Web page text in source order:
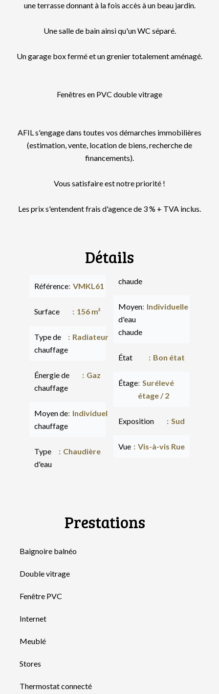
une terrasse donnant à la fois accès à un beau jardin.
Une salle de bain ainsi qu'un WC séparé.
Un garage box fermé et un grenier totalement aménagé.
Fenêtres en PVC double vitrage
AFIL s'engage dans toutes vos démarches immobilières
(estimation, vente, location de biens, recherche de
financements).
Vous satisfaire est notre priorité !
Les prix s'entendent frais d'agence de 3 % + TVA inclus.
Détails
Référence VMKL61
Surface 156 m²
Type de
chauffage
Radiateur
Énergie de
chauffage
Gaz
Moyen de
chauffage
Individuel
Type
d'eau
chaude
Chaudière
Moyen
d'eau
chaude
Individuelle
État Bon état
Étage Surélevé
étage / 2
Exposition Sud
Vue Vis-à-vis Rue
Prestations
Baignoire balnéo
Double vitrage
Fenêtre PVC
Internet
Meublé
Stores
Thermostat connecté